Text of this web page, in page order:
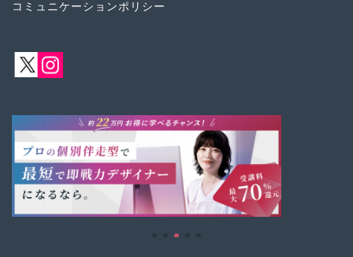
コミュニケーションポリシー